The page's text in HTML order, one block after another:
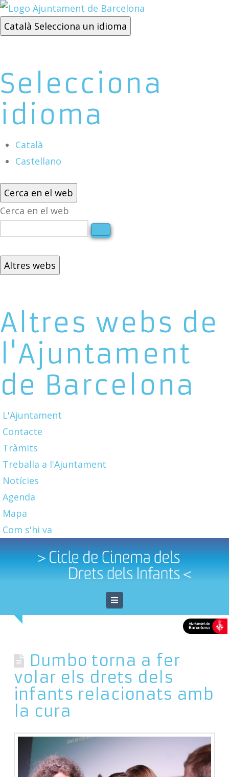
Català Selecciona un idioma
Selecciona
idioma
Català
Castellano
Cerca en el web
Cerca en el web
Altres webs
Altres webs de
l'Ajuntament
de Barcelona
L'Ajuntament
Contacte
Tràmits
Treballa a l'Ajuntament
Notícies
Agenda
Mapa
Com s'hi va
Navigation
Dumbo torna a fer
volar els drets dels
infants relacionats amb
la cura